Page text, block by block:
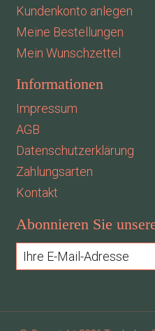
Kundenkonto anlegen
Meine Bestellungen
Mein Wunschzettel
Informationen
Impressum
AGB
Datenschutzerklärung
Zahlungsarten
Kontakt
Abonnieren Sie